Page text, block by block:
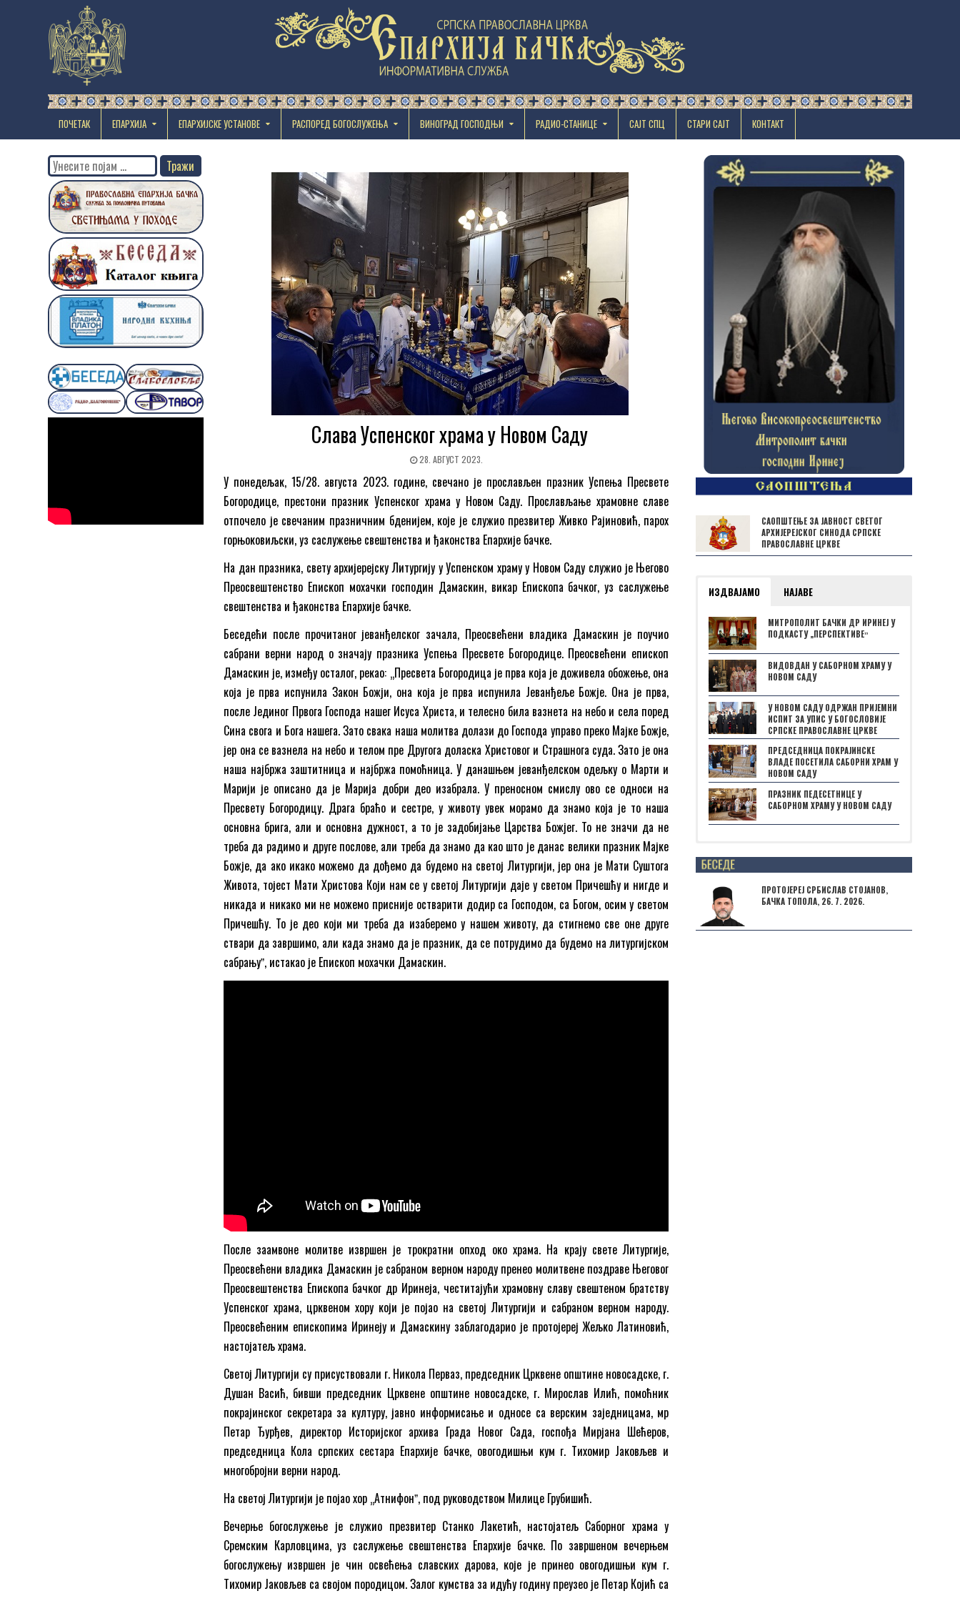
ПОЧЕТАК ЕПАРХИЈА EПАРХИЈСКЕ УСТАНОВЕ РАСПОРЕД БОГОСЛУЖЕЊА ВИНОГРАД ГОСПОДЊИ РАДИО-СТАНИЦЕ САЈТ СПЦ СТАРИ САЈТ КОНТАКТ
Слава Успенског храма у Новом Саду
28. АВГУСТ 2023.
У понедељак, 15/28. августа 2023. године, свечано је прослављен празник Успења Пресвете
Богородице, престони празник Успенског храма у Новом Саду. Прослављање храмовне славе
отпочело је свечаним празничним бденијем, које је служио презвитер Живко Рајиновић, парох
горњоковиљски, уз саслужење свештенства и ђаконства Епархије бачке.
На дан празника, свету архијерејску Литургију у Успенском храму у Новом Саду служио је Његово
Преосвештенство Епископ мохачки господин Дамаскин, викар Епископа бачког, уз саслужење
свештенства и ђаконства Епархије бачке.
Беседећи после прочитаног јеванђелског зачала, Преосвећени владика Дамаскин је поучио
сабрани верни народ о значају празника Успења Пресвете Богородице. Преосвећени eпископ
Дамаскин је, између осталог, рекао: „Пресвета Богородица је прва која је доживела обожење, она
која је прва испунила Закон Божји, она која је прва испунила Јеванђеље Божје. Она је прва,
после Јединог Првога Господа нашег Исуса Христа, и телесно била вазнета на небо и села поред
Сина свога и Бога нашега. Зато свака наша молитва долази до Господа управо преко Мајке Божје,
јер она се вазнела на небо и телом пре Другога доласка Христовог и Страшнога суда. Зато је она
наша најбржа заштитница и најбржа помоћница. У данашњем јеванђелском одељку о Марти и
Марији је описано да је Марија добри део изабрала. У преносном смислу ово се односи на
Пресвету Богородицу. Драга браћо и сестре, у животу увек морамо да знамо која је то наша
основна брига, али и основна дужност, а то је задобијање Царства Божјег. То не значи да не
треба да радимо и друге послове, али треба да знамо да као што је данас велики празник Мајке
Божје, да ако икако можемо да дођемо да будемо на светој Литургији, јер она је Мати Суштога
Живота, тојест Мати Христова Који нам се у светој Литургији даје у светом Причешћу и нигде и
никада и никако ми не можемо присније остварити додир са Господом, са Богом, осим у светом
Причешћу. То је део који ми треба да изаберемо у нашем животу, да стигнемо све оне друге
ствари да завршимо, али када знамо да је празник, да се потрудимо да будемо на литургијском
сабрањуˮ, истакао је Епископ мохачки Дамаскин.
После заамвоне молитве извршен је трократни опход око храма. На крају свете Литургије,
Преосвећени владика Дамаскин је сабраном верном народу пренео молитвене поздраве Његовог
Преосвештенства Епископа бачког др Иринеја, честитајући храмовну славу свештеном братству
Успенског храма, црквеном хору који је појао на светој Литургији и сабраном верном народу.
Преосвећеним епископима Иринеју и Дамаскину заблагодарио је протојереј Жељко Латиновић,
настојатељ храма.
Светој Литургији су присуствовали г. Никола Перваз, председник Црквене општине новосадске, г.
Душан Васић, бивши председник Црквене општине новосадске, г. Мирослав Илић, помоћник
покрајинског секретара за културу, јавно информисање и односе са верским заједницама, мр
Петар Ђурђев, директор Историјског архива Града Новог Сада, госпођа Мирјана Шећеров,
председница Кола српских сестара Епархије бачке, овогодишњи кум г. Тихомир Јаковљев и
многобројни верни народ.
На светој Литургији је појао хор „Атнифонˮ, под руководством Милице Грубишић.
Вечерње богослужење је служио презвитер Станко Лакетић, настојатељ Саборног храма у
Сремским Карловцима, уз саслужење свештенства Епархије бачке. По завршеном вечерњем
богослужењу извршен је чин освећења славских дарова, које је принео овогодишњи кум г.
Тихомир Јаковљев са својом породицом. Залог кумства за идућу годину преузео је Петар Којић са
Search
for:
САОПШТЕЊЕ ЗА ЈАВНОСТ СВЕТОГ
АРХИЈЕРЕЈСКОГ СИНОДА СРПСКЕ
ПРАВОСЛАВНЕ ЦРКВЕ
ИЗДВАЈАМО НАЈАВЕ
МИТРОПОЛИТ БАЧКИ ДР ИРИНЕЈ У
ПОДКАСТУ „ПЕРСПЕКТИВЕˮ
ВИДОВДАН У САБОРНОМ ХРАМУ У
НОВОМ САДУ
У НОВОМ САДУ ОДРЖАН ПРИЈЕМНИ
ИСПИТ ЗА УПИС У БОГОСЛОВИЈЕ
СРПСКЕ ПРАВОСЛАВНЕ ЦРКВЕ
ПРЕДСЕДНИЦА ПОКРАЈИНСКЕ
ВЛАДЕ ПОСЕТИЛА САБОРНИ ХРАМ У
НОВОМ САДУ
ПРАЗНИК ПЕДЕСЕТНИЦЕ У
САБОРНОМ ХРАМУ У НОВОМ САДУ
Posts not found
ПРОТОЈЕРЕЈ СРБИСЛАВ СТОЈАНОВ,
БАЧКА ТОПОЛА, 26. 7. 2026.